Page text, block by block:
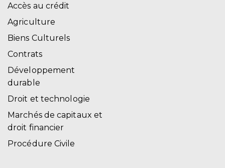
Accès au crédit
Agriculture
Biens Culturels
Contrats
Développement
durable
Droit et technologie
Marchés de capitaux et
droit financier
Procédure Civile